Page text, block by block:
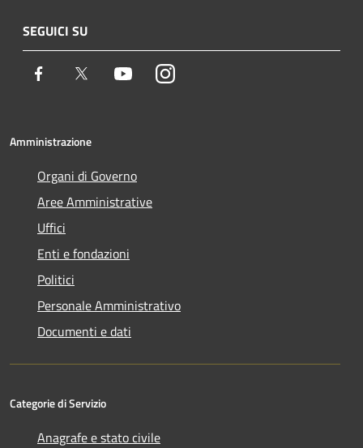
SEGUICI SU
Facebook Twitter YoutubeInstagram
Amministrazione
Organi di Governo
Aree Amministrative
Uffici
Enti e fondazioni
Politici
Personale Amministrativo
Documenti e dati
Categorie di Servizio
Anagrafe e stato civile